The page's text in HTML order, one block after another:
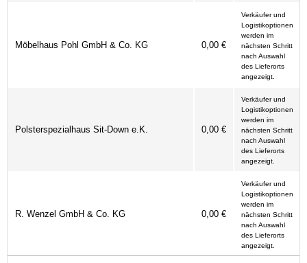
Möbelhaus Pohl GmbH & Co. KG 0,00 €
Verkäufer und
Logistikoptionen
werden im
nächsten Schritt
nach Auswahl
des Lieferorts
angezeigt.
Polsterspezialhaus Sit-Down e.K. 0,00 €
Verkäufer und
Logistikoptionen
werden im
nächsten Schritt
nach Auswahl
des Lieferorts
angezeigt.
R. Wenzel GmbH & Co. KG 0,00 €
Verkäufer und
Logistikoptionen
werden im
nächsten Schritt
nach Auswahl
des Lieferorts
angezeigt.